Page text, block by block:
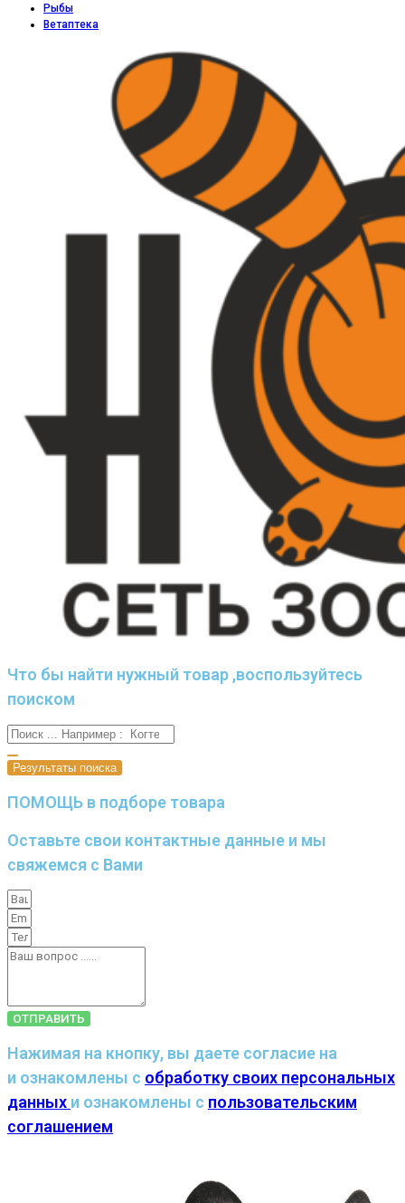
Рыбы
Ветаптека
Что бы найти нужный товар ,воспользуйтесь
поиском
Результаты поиска
ПОМОЩЬ в подборе товара
Оставьте свои контактные данные и мы
свяжемся с Вами
ОТПРАВИТЬ
Нажимая на кнопку, вы даете согласие на
и ознакомлены с обработку своих персональных
данных и ознакомлены с пользовательским
соглашением